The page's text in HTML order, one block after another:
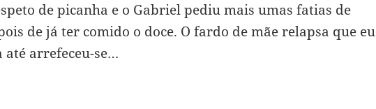
de picanha e o Gabriel pediu mais umas fatias de
de já ter comido o doce. O fardo de mãe relapsa que eu
até arrefeceu-se…